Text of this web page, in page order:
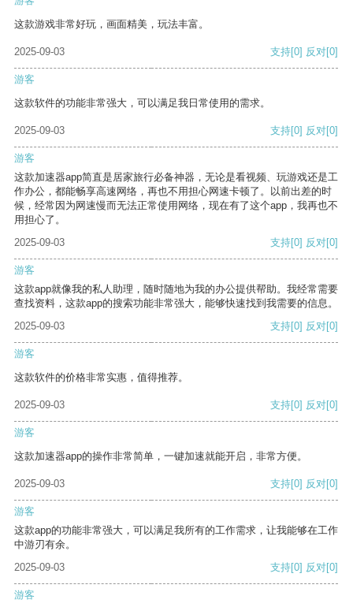
这款游戏非常好玩，画面精美，玩法丰富。
2025-09-03 支持[0] 反对[0]
游客
这款软件的功能非常强大，可以满足我日常使用的需求。
2025-09-03 支持[0] 反对[0]
游客
这款加速器app简直是居家旅行必备神器，无论是看视频、玩游戏还是工
作办公，都能畅享高速网络，再也不用担心网速卡顿了。以前出差的时
候，经常因为网速慢而无法正常使用网络，现在有了这个app，我再也不
用担心了。
2025-09-03
支持[0] 反对[0]
游客
这款app就像我的私人助理，随时随地为我的办公提供帮助。我经常需要
查找资料，这款app的搜索功能非常强大，能够快速找到我需要的信息。
2025-09-03
支持[0] 反对[0]
游客
这款软件的价格非常实惠，值得推荐。
2025-09-03 支持[0] 反对[0]
游客
这款加速器app的操作非常简单，一键加速就能开启，非常方便。
2025-09-03 支持[0] 反对[0]
游客
这款app的功能非常强大，可以满足我所有的工作需求，让我能够在工作
中游刃有余。
2025-09-03
支持[0] 反对[0]
游客